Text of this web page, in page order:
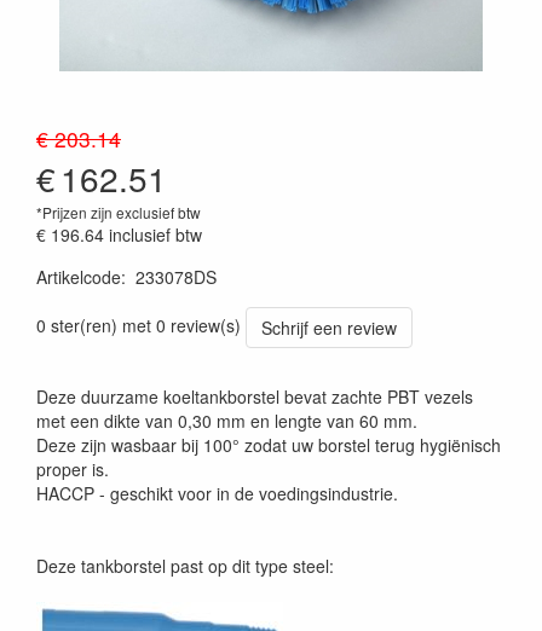
€ 203.14
€162.51
*Prijzen zijn exclusief btw
€ 196.64 inclusief btw
Artikelcode: 233078DS
0 ster(ren) met 0 review(s)
Schrijf een review
Deze duurzame koeltankborstel bevat zachte PBT vezels
met een dikte van 0,30 mm en lengte van 60 mm.
Deze zijn wasbaar bij 100° zodat uw borstel terug hygiënisch
proper is.
HACCP - geschikt voor in de voedingsindustrie.
Deze tankborstel past op dit type steel: